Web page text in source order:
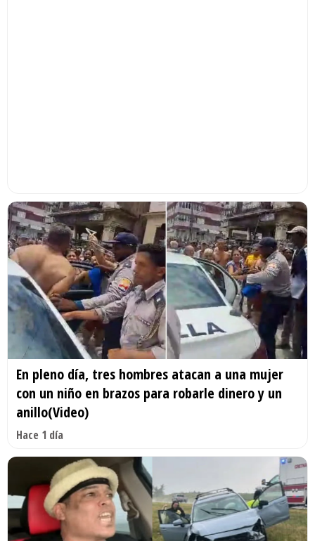
En pleno día, tres hombres atacan a una mujer
con un niño en brazos para robarle dinero y un
anillo(Video)
Hace 1 día